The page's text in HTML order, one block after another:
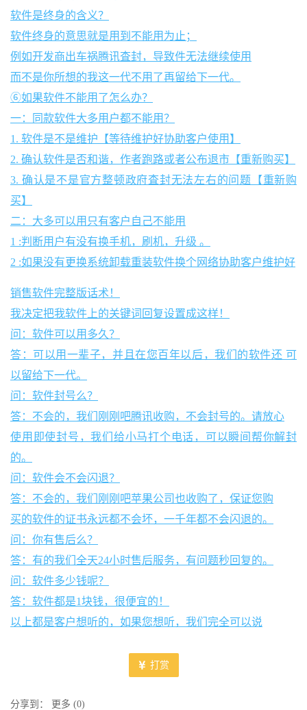
软件是终身的含义？
软件终身的意思就是用到不能用为止；
例如开发商出车祸腾讯査封，导致件无法继续使用
而不是你所想的我这一代不用了再留给下一代。
⑥如果软件不能用了怎么办？
一：同款软件大多用户都不能用？
1. 软件是不是维护【等待维护好协助客户使用】
2. 确认软件是否和谐，作者跑路或者公布退市【重新购买】
3. 确认是不是官方整顿政府査封无法左右的问题【重新购
买】
二：大多可以用只有客户自己不能用
1 :判断用户有没有换手机，刷机，升级 。
2 :如果没有更换系统卸载重装软件换个网络协助客户维护好
销售软件完整版话术！
我决定把我软件上的关键词回复设置成这样！
问：软件可以用多久？
答：可以用一辈子，并且在您百年以后，我们的软件还 可
以留给下一代。
问：软件封号么？
答：不会的，我们刚刚吧腾讯收购，不会封号的。请放心
使用即使封号，我们给小马打个电话，可以瞬间帮你解封
的。
问：软件会不会闪退？
答：不会的，我们刚刚吧苹果公司也收购了，保证您购
买的软件的证书永远都不会坏，一千年都不会闪退的。
问：你有售后么？
答：有的我们全天24小时售后服务，有问题秒回复的。
问：软件多少钱呢？
答：软件都是1块钱，很便宜的！
以上都是客户想听的，如果您想听，我们完全可以说
打赏
分享到： 更多 (0)